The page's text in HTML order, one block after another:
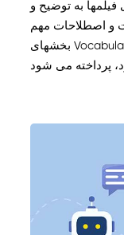
به توضیح و
و اصطلاحات مهم
بخشهای Vocabulary وجود